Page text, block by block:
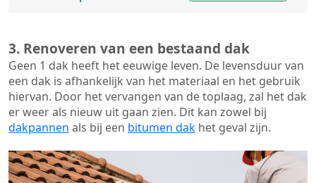
3. Renoveren van een bestaand dak
Geen 1 dak heeft het eeuwige leven. De levensduur van
een dak is afhankelijk van het materiaal en het gebruik
hiervan. Door het vervangen van de toplaag, zal het dak
er weer als nieuw uit gaan zien. Dit kan zowel bij
dakpannen als bij een bitumen dak het geval zijn.